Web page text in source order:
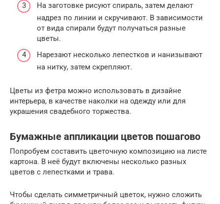
На заготовке рисуют спираль, затем делают
надрез по линии и скручивают. В зависимости
от вида спирали будут получаться разные
цветы.
Нарезают несколько лепестков и нанизывают
на нитку, затем скрепляют.
Цветы из фетра можно использовать в дизайне
интерьера, в качестве наколки на одежду или для
украшения свадебного торжества.
Бумажные аппликации цветов пошагово
Попробуем составить цветочную композицию на листе
картона. В неё будут включены несколько разных
цветов с лепестками и трава.
Чтобы сделать симметричный цветок, нужно сложить